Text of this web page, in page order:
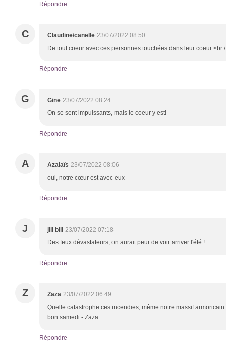
Répondre
C Claudine/canelle 23/07/2022 08:50
De tout coeur avec ces personnes touchées dans leur coeur <br
Répondre
G Gine 23/07/2022 08:24
On se sent impuissants, mais le coeur y est!
Répondre
A Azalaïs 23/07/2022 08:06
oui, notre cœur est avec eux
Répondre
J jill bill
23/07/2022 07:18
Des feux dévastateurs, on aurait peur de voir arriver l'été !
Répondre
Z Zaza 23/07/2022 06:49
Quelle catastrophe ces incendies, même notre massif
bon samedi - Zaza
Répondre